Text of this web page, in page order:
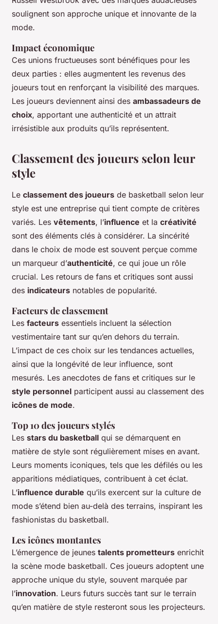
soulignent son approche unique et innovante de la
mode.
Impact économique
Ces unions fructueuses sont bénéfiques pour les
deux parties : elles augmentent les revenus des
joueurs tout en renforçant la visibilité des marques.
Les joueurs deviennent ainsi des ambassadeurs de
choix, apportant une authenticité et un attrait
irrésistible aux produits qu’ils représentent.
Classement des joueurs selon leur
style
Le classement des joueurs de basketball selon leur
style est une entreprise qui tient compte de critères
variés. Les vêtements, l’influence et la créativité
sont des éléments clés à considérer. La sincérité
dans le choix de mode est souvent perçue comme
un marqueur d’authenticité, ce qui joue un rôle
crucial. Les retours de fans et critiques sont aussi
des indicateurs notables de popularité.
Facteurs de classement
Les facteurs essentiels incluent la sélection
vestimentaire tant sur qu’en dehors du terrain.
L’impact de ces choix sur les tendances actuelles,
ainsi que la longévité de leur influence, sont
mesurés. Les anecdotes de fans et critiques sur le
style personnel participent aussi au classement des
icônes de mode.
Top 10 des joueurs stylés
Les stars du basketball qui se démarquent en
matière de style sont régulièrement mises en avant.
Leurs moments iconiques, tels que les défilés ou les
apparitions médiatiques, contribuent à cet éclat.
L’influence durable qu’ils exercent sur la culture de
mode s’étend bien au-delà des terrains, inspirant les
fashionistas du basketball.
Les icônes montantes
L’émergence de jeunes talents prometteurs enrichit
la scène mode basketball. Ces joueurs adoptent une
approche unique du style, souvent marquée par
l’innovation. Leurs futurs succès tant sur le terrain
qu’en matière de style resteront sous les projecteurs.